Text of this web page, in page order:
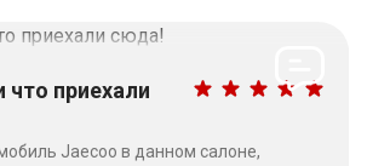
приехали
Jaecoo в данном салоне,